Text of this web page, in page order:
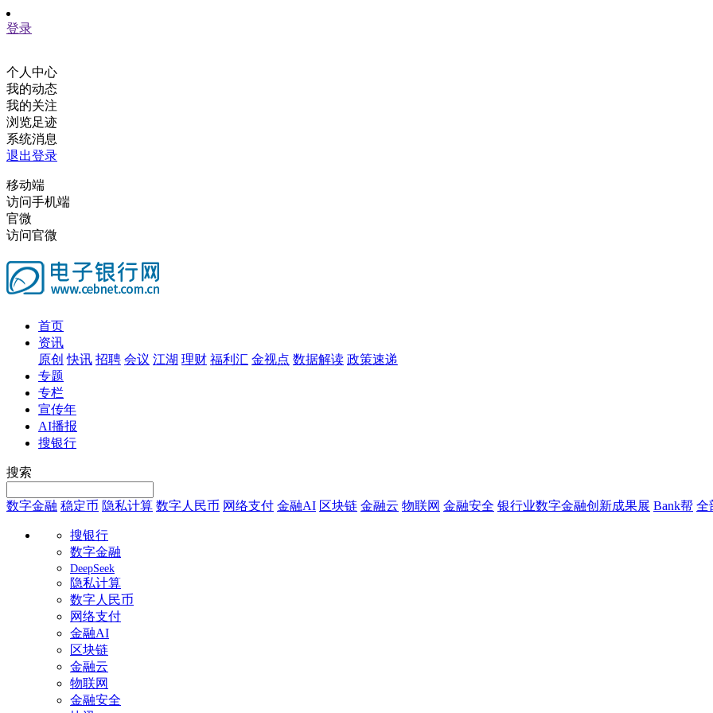
登录
个人中心
我的动态
我的关注
浏览足迹
系统消息
退出登录
移动端
访问手机端
官微
访问官微
首页
资讯
原创 快讯 招聘 会议 江湖 理财 福利汇 金视点 数据解读 政策速递
专题
专栏
宣传年
AI播报
搜银行
搜索
数字金融 稳定币 隐私计算 数字人民币 网络支付 金融AI 区块链 金融云 物联网 金融安全 银行业数字金融创新成果展 Bank帮 全
搜银行
数字金融
DeepSeek
隐私计算
数字人民币
网络支付
金融AI
区块链
金融云
物联网
金融安全